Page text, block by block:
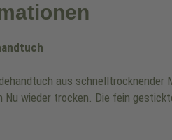
aus
Nu wieder trocken. Die fein